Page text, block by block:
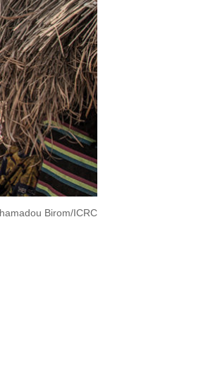
Birom/ICRC